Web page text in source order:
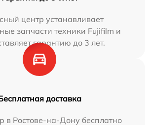
центр устанавливает
запчасти техники Fujifilm и
гарантию до 3 лет.
доставка
в Ростове-на-Дону бесплатно